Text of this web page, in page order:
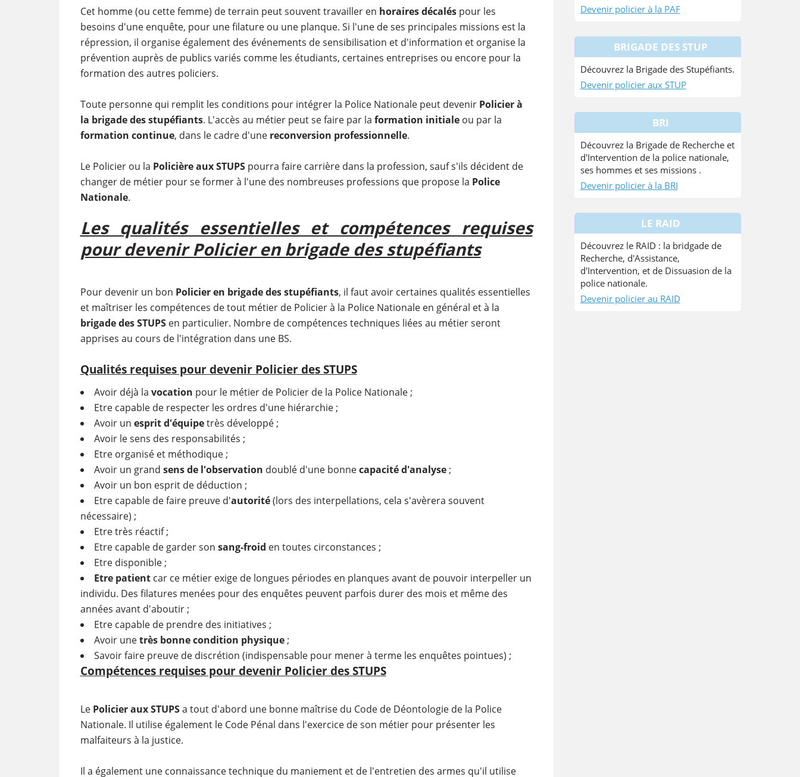
Cet homme (ou cette femme) de terrain peut souvent travailler en horaires décaléspour les
besoins d'une enquête, pour une filature ou une planque. Si l'une de ses principales missions est la
répression, il organise également des événements de sensibilisation et d'information et organise la
prévention auprès de publics variés comme les étudiants, certaines entreprises ou encore pour la
formation des autres policiers.
Toute personne qui remplit les conditions pour intégrer la Police Nationale peut devenir Policier à
la brigade des stupéfiants. L'accès au métier peut se faire par la formation initialeou par la
formation continue, dans le cadre d'une reconversion professionnelle.
Le Policier ou la Policière aux STUPSpourra faire carrière dans la profession, sauf s'ils décident de
changer de métier pour se former à l'une des nombreuses professions que propose la Police
Nationale.
Les qualités essentielles et compétences requises
pour devenir Policier en brigade des stupéfiants
Pour devenir un bon Policier en brigade des stupéfiants, il faut avoir certaines qualités essentielles
et maîtriser les compétences de tout métier de Policier à la Police Nationale en général et à la
brigade des STUPSen particulier. Nombre de compétences techniques liées au métier seront
apprises au cours de l'intégration dans une BS.
Qualités requises pour devenir Policier des STUPS
Avoir déjà la vocation pour le métier de Policier de la Police Nationale ;
Etre capable de respecter les ordres d'une hiérarchie ;
Avoir un esprit d'équipetrès développé ;
Avoir le sens des responsabilités ;
Etre organisé et méthodique ;
Avoir un grand sens de l'observation doublé d'une bonnecapacité d'analyse;
Avoir un bon esprit de déduction ;
Etre capable de faire preuve d'autorité(lors des interpellations, cela s'avèrera souvent
nécessaire) ;
Etre très réactif ;
Etre capable de garder son sang-froid en toutes circonstances ;
Etre disponible ;
Etre patientcar ce métier exige de longues périodes en planques avant de pouvoir interpeller un
individu. Des filatures menées pour des enquêtes peuvent parfois durer des mois et même des
années avant d'aboutir ;
Etre capable de prendre des initiatives ;
Avoir unetrès bonne condition physique;
Savoir faire preuve de discrétion (indispensable pour mener à terme les enquêtes pointues) ;
Compétences requises pour devenir Policier des STUPS
Le Policier aux STUPSa tout d'abord une bonne maîtrise du Code de Déontologie de la Police
Nationale. Il utilise également le Code Pénal dans l'exercice de son métier pour présenter les
malfaiteurs à la justice.
Il a également une connaissance technique du maniement et de l'entretien des armes qu'il utilise
Devenir policier à la PAF
BRIGADE DES STUP
Découvrez la Brigade des Stupéfiants.
Devenir policier aux STUP
BRI
Découvrez la Brigade de Recherche et
d'Intervention de la police nationale,
ses hommes et ses missions .
Devenir policier à la BRI
LE RAID
Découvrez le RAID : la bridgade de
Recherche, d'Assistance,
d'Intervention, et de Dissuasion de la
police nationale.
Devenir policier au RAID